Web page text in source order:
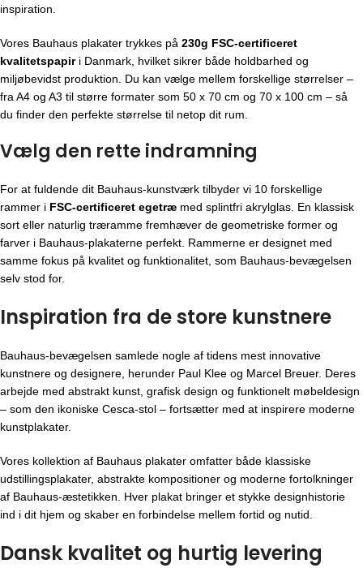
inspiration.
Vores Bauhaus plakater trykkes på 230g FSC-certificeret
kvalitetspapiri Danmark, hvilket sikrer både holdbarhed og
miljøbevidst produktion. Du kan vælge mellem forskellige størrelser –
fra A4 og A3 til større formater som 50 x 70 cm og 70 x 100 cm – så
du finder den perfekte størrelse til netop dit rum.
Vælg den rette indramning
For at fuldende dit Bauhaus-kunstværk tilbyder vi 10 forskellige
rammer i FSC-certificeret egetræ med splintfri akrylglas. En klassisk
sort eller naturlig træramme fremhæver de geometriske former og
farver i Bauhaus-plakaterne perfekt. Rammerne er designet med
samme fokus på kvalitet og funktionalitet, som Bauhaus-bevægelsen
selv stod for.
Inspiration fra de store kunstnere
Bauhaus-bevægelsen samlede nogle af tidens mest innovative
kunstnere og designere, herunder Paul Klee og Marcel Breuer. Deres
arbejde med abstrakt kunst, grafisk design og funktionelt møbeldesign
– som den ikoniske Cesca-stol – fortsætter med at inspirere moderne
kunstplakater.
Vores kollektion af Bauhaus plakater omfatter både klassiske
udstillingsplakater, abstrakte kompositioner og moderne fortolkninger
af Bauhaus-æstetikken. Hver plakat bringer et stykke designhistorie
ind i dit hjem og skaber en forbindelse mellem fortid og nutid.
Dansk kvalitet og hurtig levering